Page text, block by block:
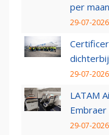
per
29-07-
29-07-
LATAM
Embraer
29-07-